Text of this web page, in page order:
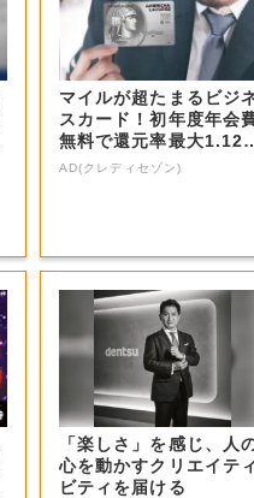
マイルが超たまるビジ
スカード！初年度年会
無料で還元率最大1.12
5%
AD(クレディセゾン)
「楽しさ」を感じ、人
心を動かすクリエイテ
ビティを届ける